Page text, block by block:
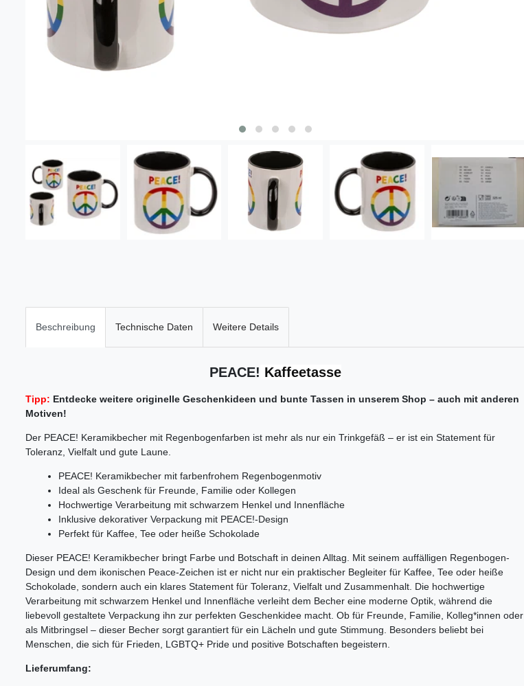
Beschreibung Technische Daten Weitere Details
PEACE! Kaffeetasse
Tipp: Entdecke weitere originelle Geschenkideen und bunte Tassen in unserem Shop – auch mit anderen
Motiven!
Der PEACE! Keramikbecher mit Regenbogenfarben ist mehr als nur ein Trinkgefäß – er ist ein Statement für
Toleranz, Vielfalt und gute Laune.
PEACE! Keramikbecher mit farbenfrohem Regenbogenmotiv
Ideal als Geschenk für Freunde, Familie oder Kollegen
Hochwertige Verarbeitung mit schwarzem Henkel und Innenfläche
Inklusive dekorativer Verpackung mit PEACE!-Design
Perfekt für Kaffee, Tee oder heiße Schokolade
Dieser PEACE! Keramikbecher bringt Farbe und Botschaft in deinen Alltag. Mit seinem auffälligen Regenbogen-
Design und dem ikonischen Peace-Zeichen ist er nicht nur ein praktischer Begleiter für Kaffee, Tee oder heiße
Schokolade, sondern auch ein klares Statement für Toleranz, Vielfalt und Zusammenhalt. Die hochwertige
Verarbeitung mit schwarzem Henkel und Innenfläche verleiht dem Becher eine moderne Optik, während die
liebevoll gestaltete Verpackung ihn zur perfekten Geschenkidee macht. Ob für Freunde, Familie, Kolleg*innen oder
als Mitbringsel – dieser Becher sorgt garantiert für ein Lächeln und gute Stimmung. Besonders beliebt bei
Menschen, die sich für Frieden, LGBTQ+ Pride und positive Botschaften begeistern.
Lieferumfang: